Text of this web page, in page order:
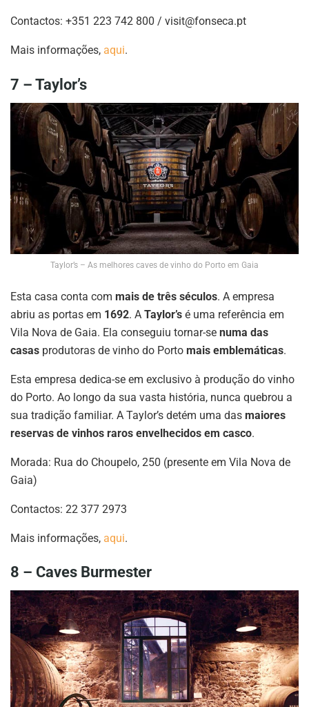
Contactos: +351 223 742 800 / visit@fonseca.pt
Mais informações, aqui.
7 – Taylor’s
Taylor’s – As melhores caves de vinho do Porto em Gaia
Esta casa conta com mais de três séculos. A empresa
abriu as portas em 1692. A Taylor’s é uma referência em
Vila Nova de Gaia. Ela conseguiu tornar-se numa das
casas produtoras de vinho do Porto mais emblemáticas.
Esta empresa dedica-se em exclusivo à produção do vinho
do Porto. Ao longo da sua vasta história, nunca quebrou a
sua tradição familiar. A Taylor’s detém uma das maiores
reservas de vinhos raros envelhecidos em casco.
Morada: Rua do Choupelo, 250 (presente em Vila Nova de
Gaia)
Contactos: 22 377 2973
Mais informações, aqui.
8 – Caves Burmester